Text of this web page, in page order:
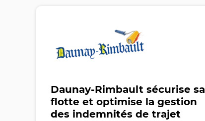
Daunay-Rimbault sécurise sa
flotte et optimise la gestion
des indemnités de trajet